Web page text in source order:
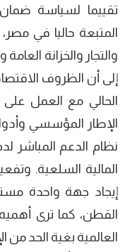
تقييما لسياسة
المتبعة حاليا في
والتجار والخزانة
إلى أن الظروف
الحالي مع العمل
الإطار المؤسسي
نظام الدعم المباشر
المالية السلعية.
إيجاد جهة واحدة
القطن، كما ترى
العالمية بغية الحد من